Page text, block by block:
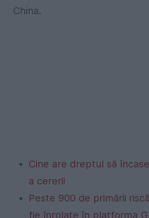
China.
Cine are dreptul să
a cererii
Peste 900 de primării
fie înrolate în platforma